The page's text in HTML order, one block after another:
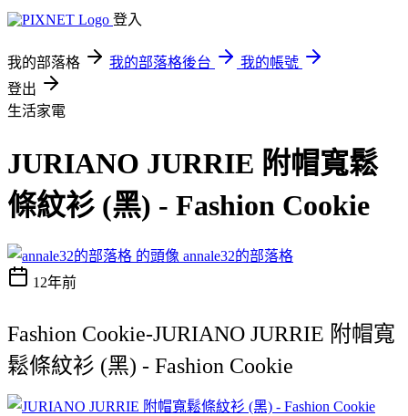
登入
我的部落格 我的部落格後台
我的帳號
登出
生活家電
JURIANO JURRIE 附帽寬鬆
條紋衫 (黑) - Fashion Cookie
annale32的部落格
12年前
Fashion Cookie-JURIANO JURRIE 附帽寬
鬆條紋衫 (黑) - Fashion Cookie